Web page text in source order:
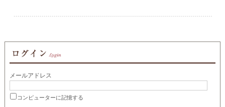
メールアドレス
コンピューターに記憶する